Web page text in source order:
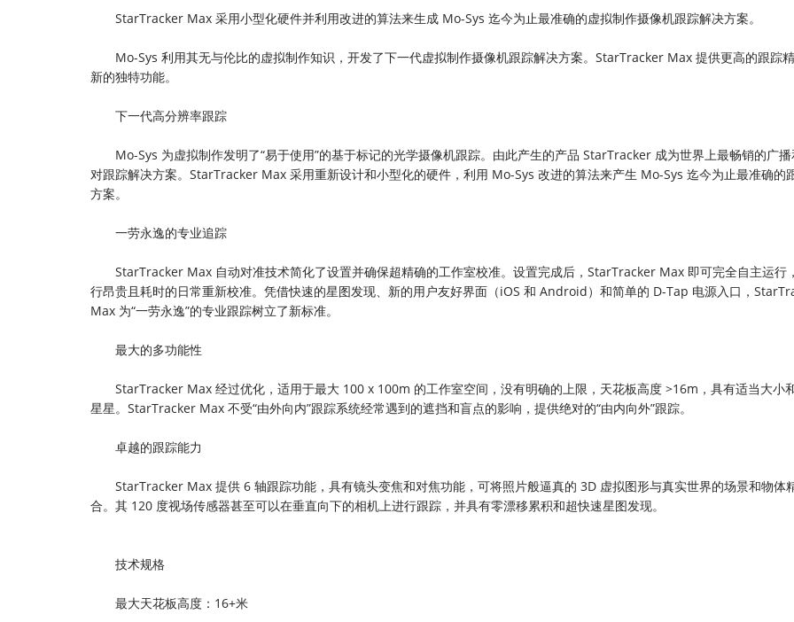
StarTracker Max 采用小型化硬件并利用改进的算法来生成 Mo-Sys 迄今为止最准确的虚拟制作摄像机跟踪解决方案。
Mo-Sys 利用其无与伦比的虚拟制作知识，开发了下一代虚拟制作摄像机跟踪解决方案。StarTracker Max 提供更高的跟踪
新的独特功能。
下一代高分辨率跟踪
Mo-Sys 为虚拟制作发明了“易于使用”的基于标记的光学摄像机跟踪。由此产生的产品 StarTracker 成为世界上最畅销的广
对跟踪解决方案。StarTracker Max 采用重新设计和小型化的硬件，利用 Mo-Sys 改进的算法来产生 Mo-Sys 迄今为止最准确的
方案。
一劳永逸的专业追踪
StarTracker Max 自动对准技术简化了设置并确保超精确的工作室校准。设置完成后，StarTracker Max 即可完全自主运行
行昂贵且耗时的日常重新校准。凭借快速的星图发现、新的用户友好界面（iOS 和 Android）和简单的 D-Tap 电源入口，
Max 为“一劳永逸”的专业跟踪树立了新标准。
最大的多功能性
StarTracker Max 经过优化，适用于最大 100 x 100m 的工作室空间，没有明确的上限，天花板高度 >16m，具有适当大小
星星。StarTracker Max 不受“由外向内”跟踪系统经常遇到的遮挡和盲点的影响，提供绝对的“由内向外”跟踪。
卓越的跟踪能力
StarTracker Max 提供 6 轴跟踪功能，具有镜头变焦和对焦功能，可将照片般逼真的 3D 虚拟图形与真实世界的场景和物体
合。其 120 度视场传感器甚至可以在垂直向下的相机上进行跟踪，并具有零漂移累积和超快速星图发现。
技术规格
最大天花板高度：16+米